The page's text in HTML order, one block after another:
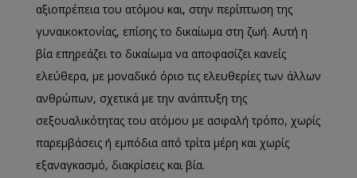
αξιοπρέπεια του ατόμου και, στην περίπτωση της
γυναικοκτονίας, επίσης το δικαίωμα στη ζωή. Αυτή η
βία επηρεάζει το δικαίωμα να αποφασίζει κανείς
ελεύθερα, με μοναδικό όριο τις ελευθερίες των άλλων
ανθρώπων, σχετικά με την ανάπτυξη της
σεξουαλικότητας του ατόμου με ασφαλή τρόπο, χωρίς
παρεμβάσεις ή εμπόδια από τρίτα μέρη και χωρίς
εξαναγκασμό, διακρίσεις και βία.